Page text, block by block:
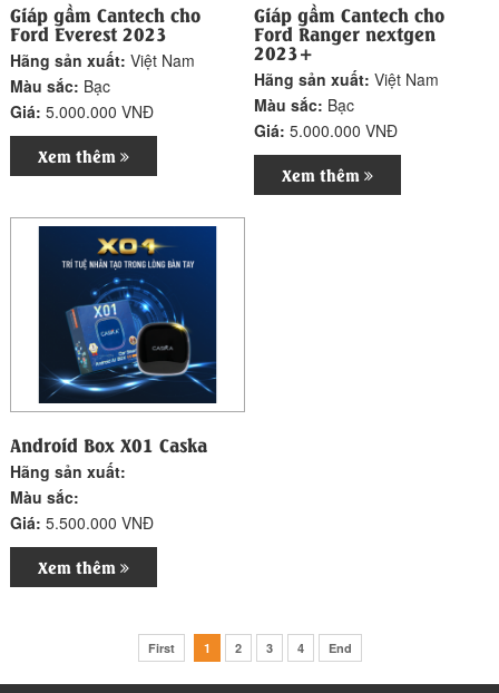
Giáp gầm Cantech cho
Ford Everest 2023
Hãng sản xuất:Việt Nam
Màu sắc: Bạc
Giá:5.000.000 VNĐ
Xem thêm
Giáp gầm Cantech cho
Ford Ranger nextgen
2023+
Hãng sản xuất:Việt Nam
Màu sắc: Bạc
Giá:5.000.000 VNĐ
Xem thêm
Android Box X01 Caska
Hãng sản xuất:
Màu sắc:
Giá:5.500.000 VNĐ
Xem thêm
First 1 2 3 4 End